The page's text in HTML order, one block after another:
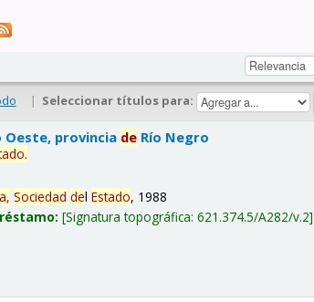
| Seleccionar títulos para:
provincia de Río Negro
.
Sociedad delEstado, 1988
Signatura topográfica:621.374.5/A282/v.2